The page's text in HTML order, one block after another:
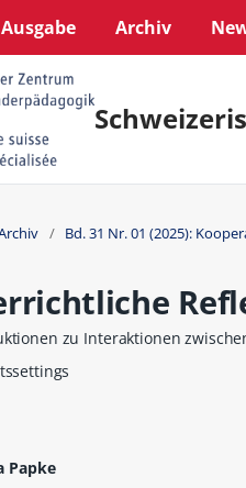
Archiv
/ Bd. 31 Nr. 01 (2025):
zu Interaktionen
Papke